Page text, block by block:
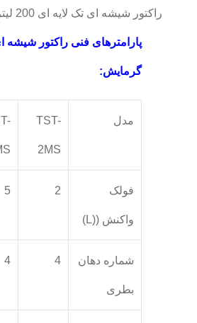
راکتور شیشه ای تک لایه ای 200 لیتر با غلاف گرمایش
پارامترهای فنی راکتور شیشه
گرمایش:
مدل TST-
2MS
فولک
واکنش ((L)
2
5
شماره دهان
بطری
4
4